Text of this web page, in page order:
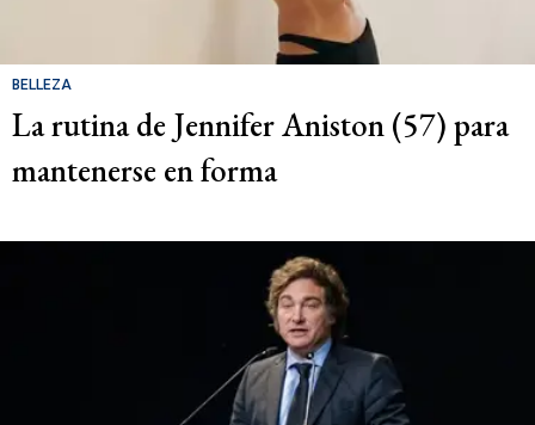
BELLEZA
La rutina de Jennifer Aniston (57) para
mantenerse en forma